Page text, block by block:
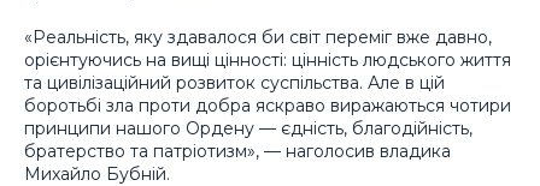
«Реальність, яку здавалося би світ переміг вже давно,
орієнтуючись на вищі цінності: цінність людського життя
та цивілізаційний розвиток суспільства. Але в цій
боротьбі зла проти добра яскраво виражаються чотири
принципи нашого Ордену — єдність, благодійність,
братерство та патріотизм», — наголосив владика
Михайло Бубній.